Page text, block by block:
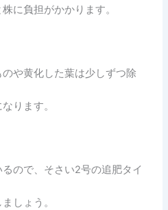
に負担がかかります。
や黄化した葉は少しずつ除
ります。
ので、そさい2号の追肥タイ
しょう。